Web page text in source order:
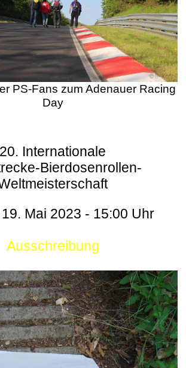
PS-Fans zum Adenauer Racing
Day
20. Internationale
Bierdosenrollen-
Mai 2023 - 15:00 Uhr
Ausschreibung